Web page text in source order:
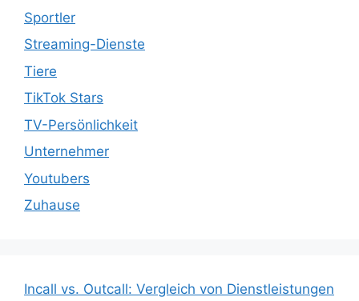
Sportler
Streaming-Dienste
Tiere
TikTok Stars
TV-Persönlichkeit
Unternehmer
Youtubers
Zuhause
Incall vs. Outcall: Vergleich von Dienstleistungen